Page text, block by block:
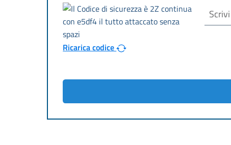
Ricarica codice